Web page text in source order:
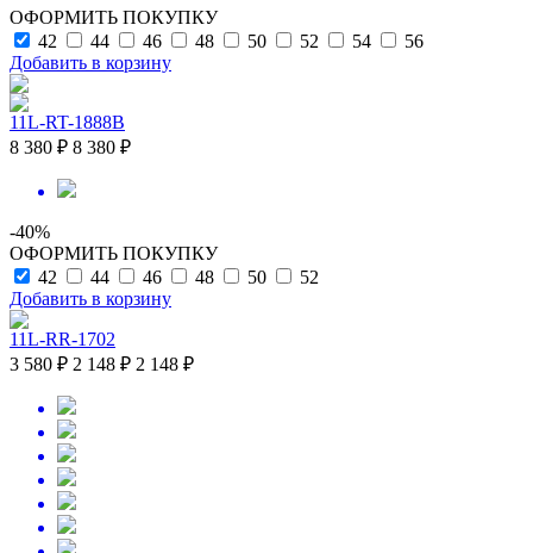
ОФОРМИТЬ ПОКУПКУ
42
44 46 48 50 52 54
56
Добавить в корзину
11L-RT-1888B
8 380 ₽ 8 380 ₽
-40%
ОФОРМИТЬ ПОКУПКУ
42
44 46 48 50
52
Добавить в корзину
11L-RR-1702
3 580 ₽ 2 148 ₽ 2 148 ₽